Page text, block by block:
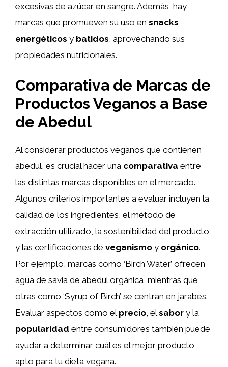
excesivas de azúcar en sangre. Además, hay
marcas que promueven su uso en snacks
energéticos y batidos, aprovechando sus
propiedades nutricionales.
Comparativa de Marcas de
Productos Veganos a Base
de Abedul
Al considerar productos veganos que contienen
abedul, es crucial hacer una comparativa entre
las distintas marcas disponibles en el mercado.
Algunos criterios importantes a evaluar incluyen la
calidad de los ingredientes, el método de
extracción utilizado, la sostenibilidad del producto
y las certificaciones de veganismo y orgánico.
Por ejemplo, marcas como ‘Birch Water’ ofrecen
agua de savia de abedul orgánica, mientras que
otras como ‘Syrup of Birch’ se centran en jarabes.
Evaluar aspectos como el precio , elsabor y la
popularidad entre consumidores también puede
ayudar a determinar cuál es el mejor producto
apto para tu dieta vegana.